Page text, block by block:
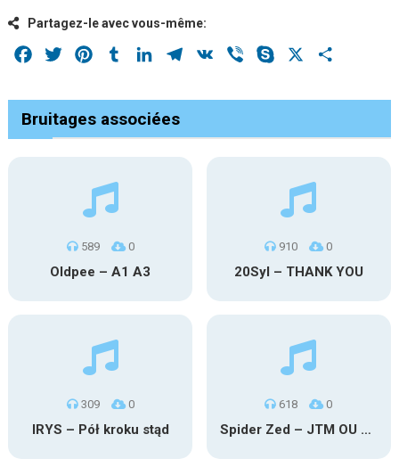
Partagez-le avec vous-même:
Facebook
Twitter PinterestTumblrLinkedInTelegram
VK Viber Skype
Bruitages associées
589 0
Oldpee – A1 A3
910 0
20Syl – THANK YOU
309 0
IRYS – Pół kroku stąd
618 0
Spider Zed – JTM OU TG